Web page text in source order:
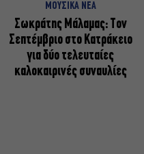
ΜΟΥΣΙΚΑ ΝΕΑ
Σωκράτης Μάλαμας: Τον
Σεπτέμβριο στο Κατράκειο
για δύο τελευταίες
καλοκαιρινές συναυλίες